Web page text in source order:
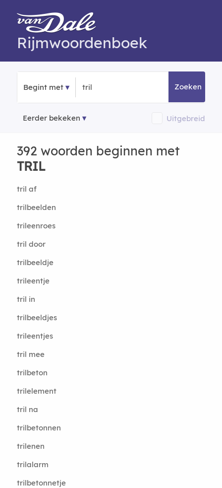
Rijmwoordenboek
Begint met Zoeken
Eerder bekeken Uitgebreid
392 woorden beginnen met
TRIL
tril af
trilbeelden
trileenroes
tril door
trilbeeldje
trileentje
tril in
trilbeeldjes
trileentjes
tril mee
trilbeton
trilelement
tril na
trilbetonnen
trilenen
trilalarm
trilbetonnetje